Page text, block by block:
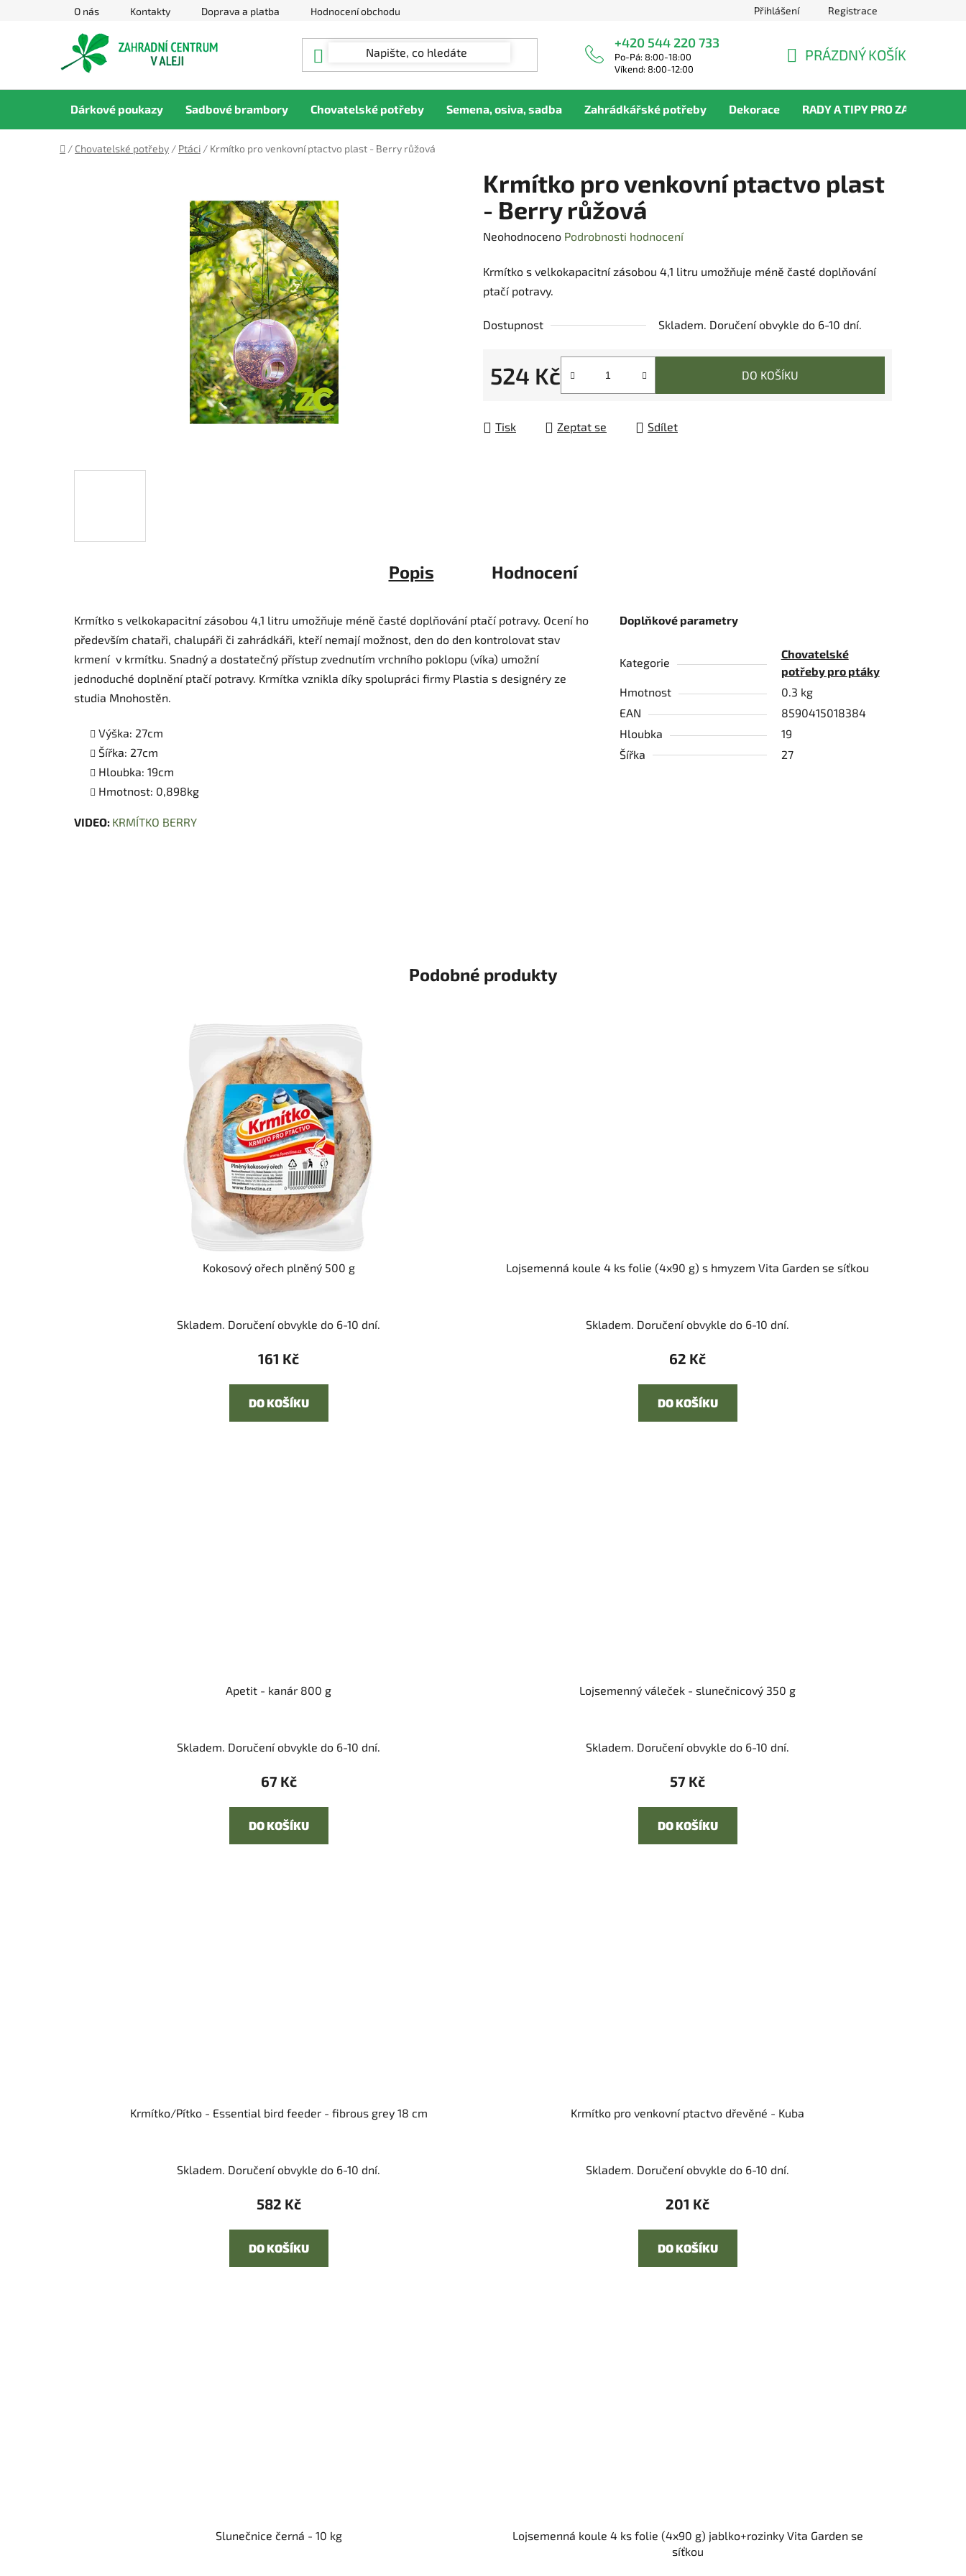
O nás Kontakty Doprava a platba Hodnocení obchodu Přihlášení Registrace
+420 544 220 733
Po-Pá: 8:00-18:00
Víkend: 8:00-12:00
KOŠÍK
PRÁZDNÝ KOŠÍK
Dárkové poukazy Sadbové brambory Chovatelské potřeby Semena, osiva, sadba Zahrádkářské potřeby Dekorace RADY A TIPY PRO ZAHRADNÍKY
Domů
/ Chovatelské potřeby / Ptáci / Krmítko pro venkovní ptactvo plast - Berry růžová
Krmítko pro venkovní ptactvo plast
- Berry růžová
Průměrné
produktu
je
z
hvězdiček.
Neohodnoceno Podrobnosti hodnocení
Krmítko s velkokapacitní zásobou 4,1 litru umožňuje méně časté doplňování
ptačí potravy.
Dostupnost Skladem. Doručení obvykle do 6-10 dní.
524 Kč DO KOŠÍKU
Tisk Zeptat se Sdílet
Popis Hodnocení
Krmítko s velkokapacitní zásobou 4,1 litru umožňuje méně časté doplňování ptačí potravy. Ocení ho
především chataři, chalupáři či zahrádkáři, kteří nemají možnost, den do den kontrolovat stav
krmení v krmítku. Snadný a dostatečný přístup zvednutím vrchního poklopu (víka) umožní
jednoduché doplnění ptačí potravy. Krmítka vznikla díky spolupráci firmy Plastia s designéry ze
studia Mnohostěn.
Výška: 27cm
Šířka: 27cm
Hloubka: 19cm
Hmotnost: 0,898kg
VIDEO: KRMÍTKO BERRY
Doplňkové parametry
Kategorie
Chovatelské
potřeby pro ptáky
Hmotnost
0.3 kg
EAN
8590415018384
Hloubka
19
Šířka
27
Podobné produkty
Kokosový ořech plněný 500 g
Skladem. Doručení obvykle do 6-10 dní.
161 Kč
DO KOŠÍKU
Lojsemenná koule 4 ks folie (4x90 g) s hmyzem Vita Garden se síťkou
Skladem. Doručení obvykle do 6-10 dní.
62 Kč
DO KOŠÍKU
Apetit - kanár 800 g
Skladem. Doručení obvykle do 6-10 dní.
67 Kč
DO KOŠÍKU
Lojsemenný váleček - slunečnicový 350 g
Skladem. Doručení obvykle do 6-10 dní.
57 Kč
DO KOŠÍKU
Krmítko/Pítko - Essential bird feeder - fibrous grey 18 cm
Skladem. Doručení obvykle do 6-10 dní.
582 Kč
DO KOŠÍKU
Krmítko pro venkovní ptactvo dřevěné - Kuba
Skladem. Doručení obvykle do 6-10 dní.
201 Kč
DO KOŠÍKU
Slunečnice černá - 10 kg
Lojsemenná koule 4 ks folie (4x90 g) jablko+rozinky Vita Garden se
síťkou